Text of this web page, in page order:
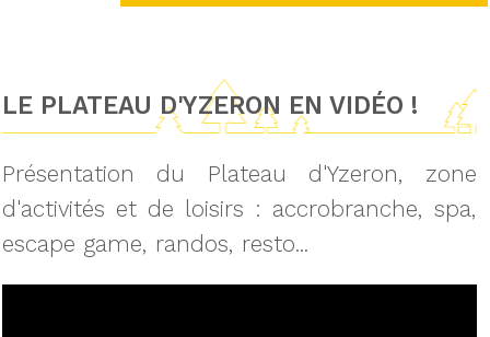
LE PLATEAU D'YZERON EN VIDÉO !
Présentation du Plateau d'Yzeron, zone
d'activités et de loisirs : accrobranche, spa,
escape game, randos, resto...